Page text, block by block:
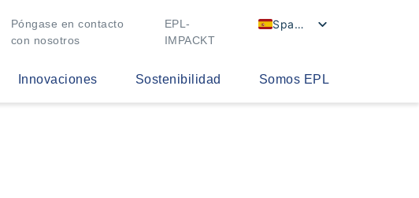
Póngase en contacto
con nosotros
EPL-
IMPACKT
Spanish
Innovaciones Sostenibilidad Somos EPL